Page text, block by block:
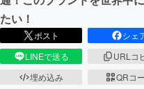
たい！
ポスト
シェ
LINEで送る
URLコ
埋め込み
QRコ